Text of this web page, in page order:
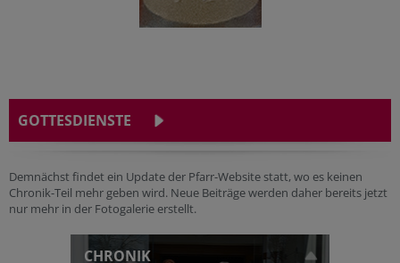
GOTTESDIENSTE
Demnächst findet ein Update der Pfarr-Website statt, wo es keinen
Chronik-Teil mehr geben wird. Neue Beiträge werden daher bereits jetzt
nur mehr in der Fotogalerie erstellt.
CHRONIK